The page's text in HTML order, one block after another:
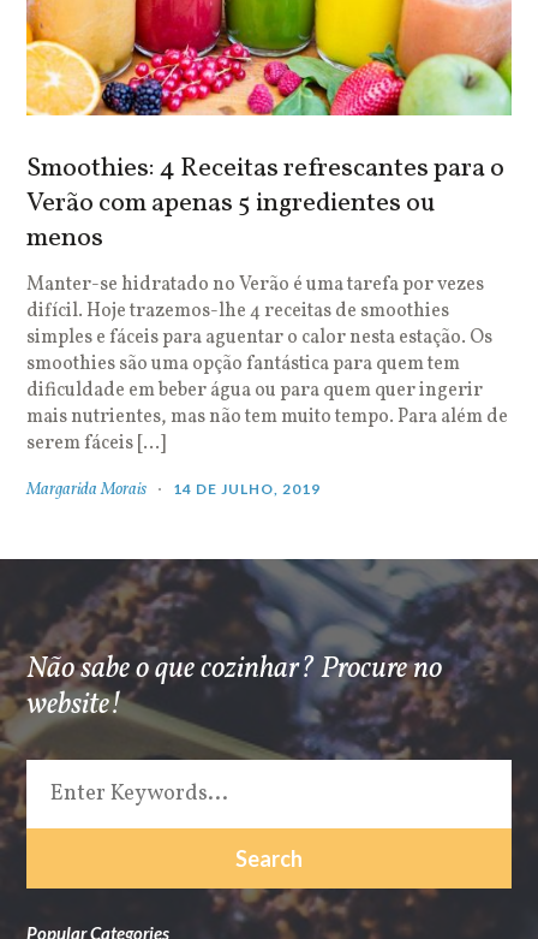
Smoothies: 4 Receitas refrescantes para o
Verão com apenas 5 ingredientes ou
menos
Manter-se hidratado no Verão é uma tarefa por vezes
difícil. Hoje trazemos-lhe 4 receitas de smoothies
simples e fáceis para aguentar o calor nesta estação. Os
smoothies são uma opção fantástica para quem tem
dificuldade em beber água ou para quem quer ingerir
mais nutrientes, mas não tem muito tempo. Para além de
serem fáceis […]
Margarida Morais 14 DE JULHO, 2019
Não sabe o que cozinhar? Procure no
website!
Popular Categories